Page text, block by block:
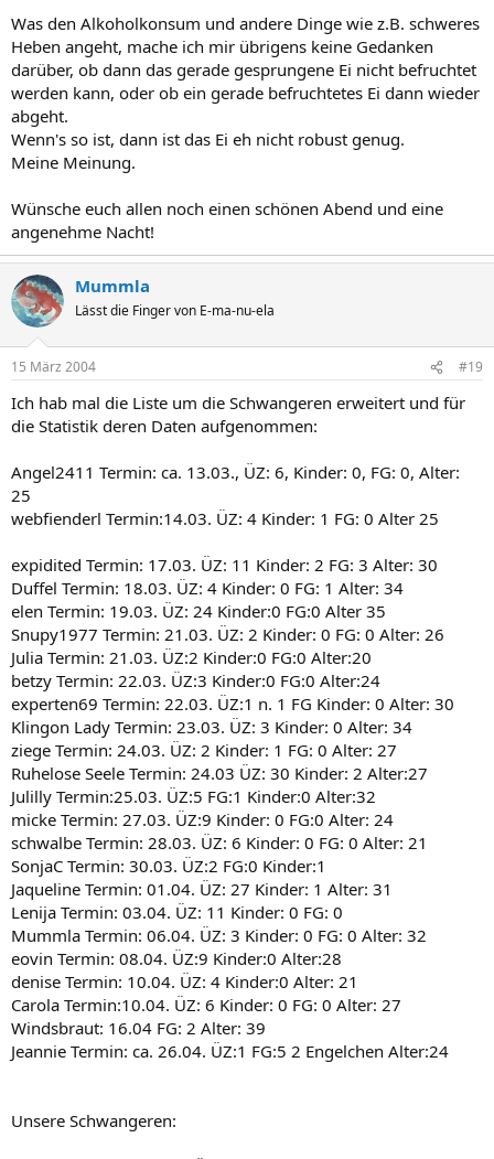
Was den Alkoholkonsum und andere Dinge wie z.B. schweres
Heben angeht, mache ich mir übrigens keine Gedanken
darüber, ob dann das gerade gesprungene Ei nicht befruchtet
werden kann, oder ob ein gerade befruchtetes Ei dann wieder
abgeht.
Wenn's so ist, dann ist das Ei eh nicht robust genug.
Meine Meinung.
Wünsche euch allen noch einen schönen Abend und eine
angenehme Nacht!
Mummla
Lässt die Finger von E-ma-nu-ela
15 März 2004 #19
Ich hab mal die Liste um die Schwangeren erweitert und für
die Statistik deren Daten aufgenommen:
Angel2411 Termin: ca. 13.03., ÜZ: 6, Kinder: 0, FG: 0, Alter:
25
webfienderl Termin:14.03. ÜZ: 4 Kinder: 1 FG: 0 Alter 25
expidited Termin: 17.03. ÜZ: 11 Kinder: 2 FG: 3 Alter: 30
Duffel Termin: 18.03. ÜZ: 4 Kinder: 0 FG: 1 Alter: 34
elen Termin: 19.03. ÜZ: 24 Kinder:0 FG:0 Alter 35
Snupy1977 Termin: 21.03. ÜZ: 2 Kinder: 0 FG: 0 Alter: 26
Julia Termin: 21.03. ÜZ:2 Kinder:0 FG:0 Alter:20
betzy Termin: 22.03. ÜZ:3 Kinder:0 FG:0 Alter:24
experten69 Termin: 22.03. ÜZ:1 n. 1 FG Kinder: 0 Alter: 30
Klingon Lady Termin: 23.03. ÜZ: 3 Kinder: 0 Alter: 34
ziege Termin: 24.03. ÜZ: 2 Kinder: 1 FG: 0 Alter: 27
Ruhelose Seele Termin: 24.03 ÜZ: 30 Kinder: 2 Alter:27
Julilly Termin:25.03. ÜZ:5 FG:1 Kinder:0 Alter:32
micke Termin: 27.03. ÜZ:9 Kinder: 0 FG:0 Alter: 24
schwalbe Termin: 28.03. ÜZ: 6 Kinder: 0 FG: 0 Alter: 21
SonjaC Termin: 30.03. ÜZ:2 FG:0 Kinder:1
Jaqueline Termin: 01.04. ÜZ: 27 Kinder: 1 Alter: 31
Lenija Termin: 03.04. ÜZ: 11 Kinder: 0 FG: 0
Mummla Termin: 06.04. ÜZ: 3 Kinder: 0 FG: 0 Alter: 32
eovin Termin: 08.04. ÜZ:9 Kinder:0 Alter:28
denise Termin: 10.04. ÜZ: 4 Kinder:0 Alter: 21
Carola Termin:10.04. ÜZ: 6 Kinder: 0 FG: 0 Alter: 27
Windsbraut: 16.04 FG: 2 Alter: 39
Jeannie Termin: ca. 26.04. ÜZ:1 FG:5 2 Engelchen Alter:24
Unsere Schwangeren: